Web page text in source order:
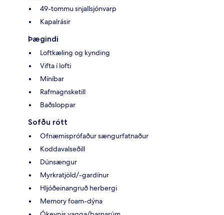
49-tommu snjallsjónvarp
Kapalrásir
Þægindi
Loftkæling og kynding
Vifta í lofti
Míníbar
Rafmagnsketill
Baðsloppar
Sofðu rótt
Ofnæmisprófaður sængurfatnaður
Koddavalseðill
Dúnsængur
Myrkratjöld/-gardínur
Hljóðeinangruð herbergi
Memory foam-dýna